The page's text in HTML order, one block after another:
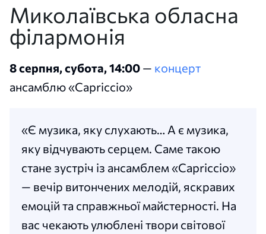
Миколаївська обласна
філармонія
8 серпня, субота, 14:00 — концерт
ансамблю «Capriccio»
«Є музика, яку слухають… А є музика,
яку відчувають серцем. Саме такою
стане зустріч із ансамблем «Capriccio»
— вечір витончених мелодій, яскравих
емоцій та справжньої майстерності. На
вас чекають улюблені твори світової